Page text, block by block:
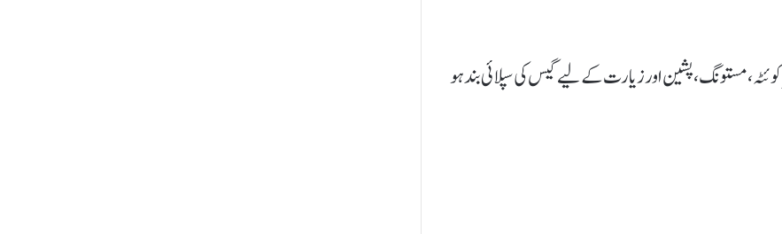
مستونگ، پشین اور زیارت کے لیے گیس کی سپلائی بند ہو